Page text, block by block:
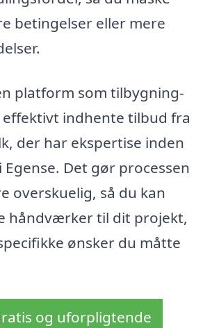
betingelser eller mere
platform som tilbygning-
indhente tilbud fra
der har ekspertise inden
Det gør processen
overskuelig, så du kan
håndværker til dit projekt,
ønsker du måtte
og uforpligtende